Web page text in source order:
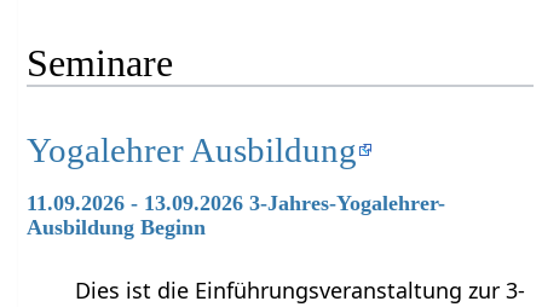
Seminare
Yogalehrer Ausbildung
11.09.2026 - 13.09.2026 3-Jahres-Yogalehrer-
Ausbildung Beginn
Dies ist die Einführungsveranstaltung zur 3-